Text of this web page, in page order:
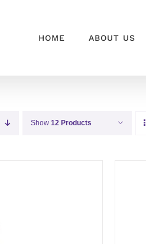
HOME ABOUT US
Show 12 Products